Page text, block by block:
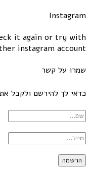
Instagram
it again or try with
instagram account.
שמרו על קשר
כדאי לך להירשם ולקבל